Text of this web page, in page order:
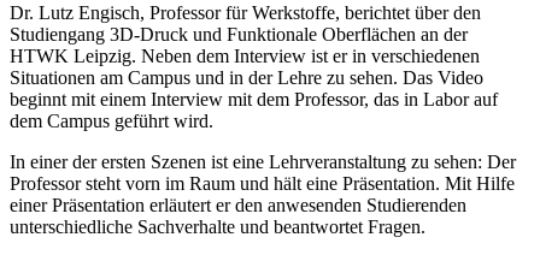
Dr. Lutz Engisch, Professor für Werkstoffe, berichtet über den
Studiengang 3D-Druck und Funktionale Oberflächen an der
HTWK Leipzig. Neben dem Interview ist er in verschiedenen
Situationen am Campus und in der Lehre zu sehen. Das Video
beginnt mit einem Interview mit dem Professor, das in Labor auf
dem Campus geführt wird.
In einer der ersten Szenen ist eine Lehrveranstaltung zu sehen: Der
Professor steht vorn im Raum und hält eine Präsentation. Mit Hilfe
einer Präsentation erläutert er den anwesenden Studierenden
unterschiedliche Sachverhalte und beantwortet Fragen.